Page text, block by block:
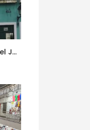
Cenário de clipe icônico de Michael Jackson, casarão azul no centro do Pelourinho enfrenta ordem de desocupação